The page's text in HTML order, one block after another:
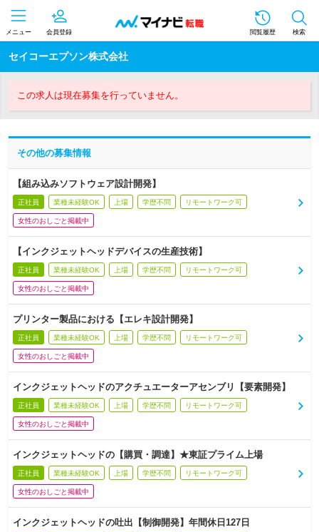
メニュー 会員登録 閲覧履歴 検索
セイコーエプソン株式会社
この求人は現在募集を行っていません。
その他の募集情報
【組み込みソフトウェア設計開発】
正社員 業種未経験OK 上場 学歴不問 リモートワーク可
女性のおしごと掲載中
【インクジェットヘッドデバイスの生産技術】
正社員 業種未経験OK 上場 学歴不問 リモートワーク可
女性のおしごと掲載中
プリンター製品における【エレキ設計開発】
正社員 業種未経験OK 上場 学歴不問 リモートワーク可
女性のおしごと掲載中
インクジェットヘッドのアクチュエーターアセンブリ【要素開発】
正社員 業種未経験OK 上場 学歴不問 リモートワーク可
女性のおしごと掲載中
インクジェットヘッドの【購買・調達】★東証プライム上場
正社員 業種未経験OK 上場 学歴不問 リモートワーク可
女性のおしごと掲載中
インクジェットヘッドの吐出【制御開発】年間休日127日